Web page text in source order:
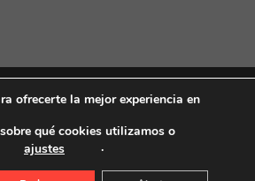
de datos
ofrecerte la mejor experiencia en
qué cookies utilizamos o
ajustes .